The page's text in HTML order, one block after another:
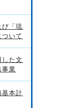
び「琉
いて
た文
事業
本計